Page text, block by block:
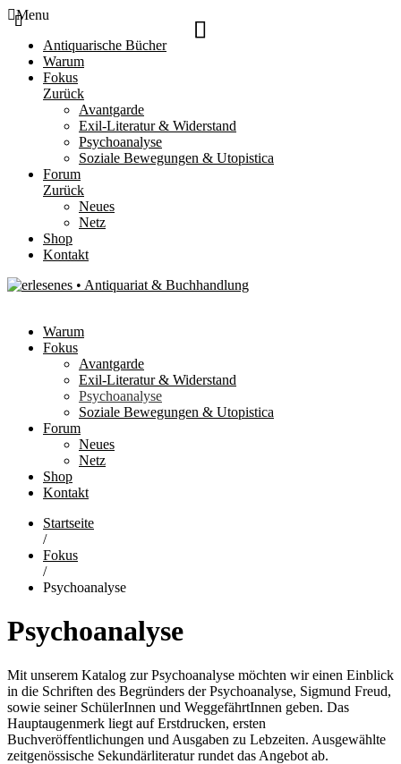
Menu
Antiquarische Bücher
Warum
Fokus
Zurück
Avantgarde
Exil-Literatur & Widerstand
Psychoanalyse
Soziale Bewegungen & Utopistica
Forum
Zurück
Neues
Netz
Shop
Kontakt
Warum
Fokus
Avantgarde
Exil-Literatur & Widerstand
Psychoanalyse
Soziale Bewegungen & Utopistica
Forum
Neues
Netz
Shop
Kontakt
Startseite
/
Fokus
/
Psychoanalyse
Psychoanalyse
Mit unserem Katalog zur Psychoanalyse möchten wir einen Einblick
in die Schriften des Begründers der Psychoanalyse, Sigmund Freud,
sowie seiner SchülerInnen und WeggefährtInnen geben. Das
Hauptaugenmerk liegt auf Erstdrucken, ersten
Buchveröffentlichungen und Ausgaben zu Lebzeiten. Ausgewählte
zeitgenössische Sekundärliteratur rundet das Angebot ab.